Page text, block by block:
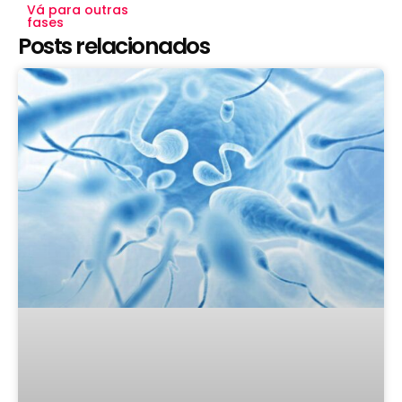
Vá para outras
fases
Posts relacionados